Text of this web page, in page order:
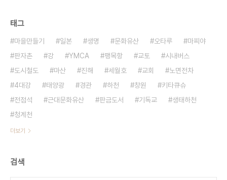
태그
마을만들기 일본 생명 문화유산 오타루
마찌야
판자촌
강 YMCA 팽목항 교토
시내버스
도시철도
마산 진해 세월호 교회
노면전차
4대강
태양광 경관 하천 창원
키타큐슈
전점석
근대문화유산 판금도서 기독교
생태하천
청계천
더보기
검색